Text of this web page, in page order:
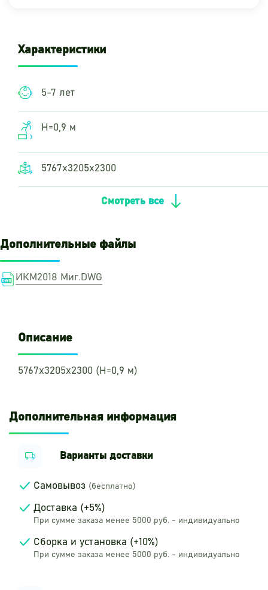
Характеристики
5-7 лет
Н=0,9 м
5767х3205х2300
Смотреть все
Дополнительные файлы
ИКМ2018 Миг.DWG
Описание
5767х3205х2300 (Н=0,9 м)
Дополнительная информация
Варианты доставки
Самовывоз (бесплатно)
Доставка (+5%)
При сумме заказа менее 5000 руб. - индивидуально
Сборка и установка (+10%)
При сумме заказа менее 5000 руб. - индивидуально